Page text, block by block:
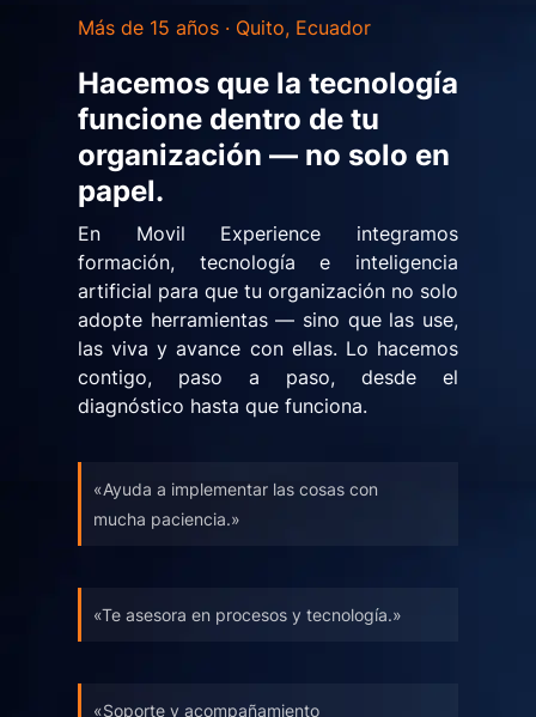
Más de 15 años · Quito, Ecuador
Hacemos que la tecnología
funcione dentro de tu
organización — no solo en
papel.
En Movil Experience integramos
formación, tecnología e inteligencia
artificial para que tu organización no solo
adopte herramientas — sino que las use,
las viva y avance con ellas. Lo hacemos
contigo, paso a paso, desde el
diagnóstico hasta que funciona.
«Ayuda a implementar las cosas con
mucha paciencia.»
«Te asesora en procesos y tecnología.»
«Soporte y acompañamiento